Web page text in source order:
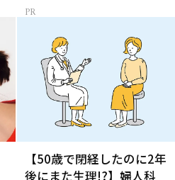
【50歳で閉経したのに2年
後にまた生理!?】婦人科